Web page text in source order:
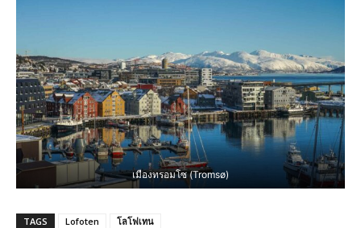
เมืองทรอมโซ (Tromsø)
TAGS Lofoten โลโฟเทน